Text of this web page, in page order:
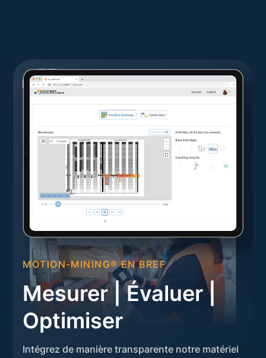
MOTION-MINING® EN BREF
Mesurer | Évaluer |
Optimiser
Intégrez de manière transparente notre matériel